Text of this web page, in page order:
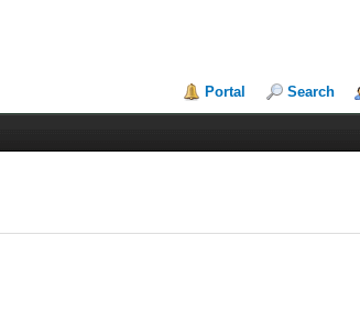
Portal Search